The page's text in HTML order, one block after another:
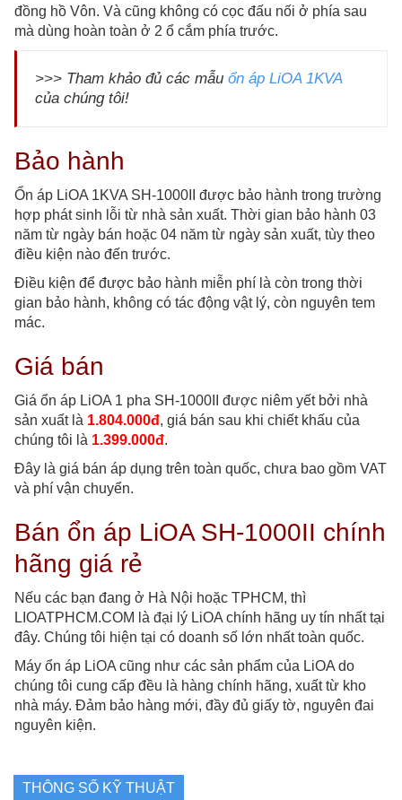
đồng hồ Vôn. Và cũng không có cọc đấu nối ở phía sau
mà dùng hoàn toàn ở 2 ổ cắm phía trước.
>>> Tham khảo đủ các mẫu ổn áp LiOA 1KVA
của chúng tôi!
Bảo hành
Ổn áp LiOA 1KVA SH-1000II được bảo hành trong trường
hợp phát sinh lỗi từ nhà sản xuất. Thời gian bảo hành 03
năm từ ngày bán hoặc 04 năm từ ngày sản xuất, tùy theo
điều kiện nào đến trước.
Điều kiện để được bảo hành miễn phí là còn trong thời
gian bảo hành, không có tác động vật lý, còn nguyên tem
mác.
Giá bán
Giá ổn áp LiOA 1 pha SH-1000II được niêm yết bởi nhà
sản xuất là 1.804.000đ, giá bán sau khi chiết khấu của
chúng tôi là 1.399.000đ.
Đây là giá bán áp dụng trên toàn quốc, chưa bao gồm VAT
và phí vận chuyển.
Bán ổn áp LiOA SH-1000II chính
hãng giá rẻ
Nếu các bạn đang ở Hà Nội hoặc TPHCM, thì
LIOATPHCM.COM là đại lý LiOA chính hãng uy tín nhất tại
đây. Chúng tôi hiện tại có doanh số lớn nhất toàn quốc.
Máy ổn áp LiOA cũng như các sản phẩm của LiOA do
chúng tôi cung cấp đều là hàng chính hãng, xuất từ kho
nhà máy. Đảm bảo hàng mới, đầy đủ giấy tờ, nguyên đai
nguyên kiện.
THÔNG SỐ KỸ THUẬT